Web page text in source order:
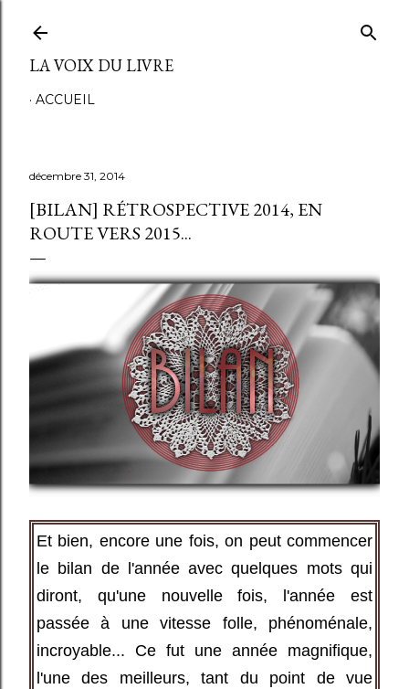
Accéder au contenu principal
LA VOIX DU LIVRE
ACCUEIL
décembre 31, 2014
[BILAN] RÉTROSPECTIVE 2014, EN
ROUTE VERS 2015...
Et bien, encore une fois, on peut commencer
le bilan de l'année avec quelques mots qui
diront, qu'une nouvelle fois, l'année est
passée à une vitesse folle, phénoménale,
incroyable... Ce fut une année magnifique,
l'une des meilleurs, tant du point de vue